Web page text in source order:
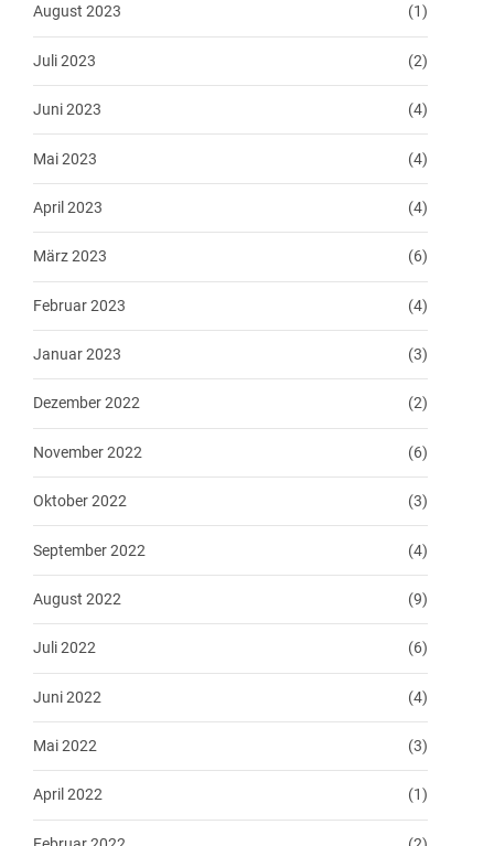
August 2023 (1)
Juli 2023 (2)
Juni 2023 (4)
Mai 2023 (4)
April 2023 (4)
März 2023 (6)
Februar 2023 (4)
Januar 2023 (3)
Dezember 2022 (2)
November 2022 (6)
Oktober 2022 (3)
September 2022 (4)
August 2022 (9)
Juli 2022 (6)
Juni 2022 (4)
Mai 2022 (3)
April 2022 (1)